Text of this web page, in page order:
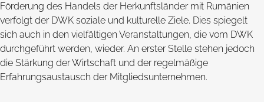
Förderung des Handels der Herkunftsländer mit Rumänien
verfolgt der DWK soziale und kulturelle Ziele. Dies spiegelt
sich auch in den vielfältigen Veranstaltungen, die vom DWK
durchgeführt werden, wieder. An erster Stelle stehen jedoch
die Stärkung der Wirtschaft und der regelmäßige
Erfahrungsaustausch der Mitgliedsunternehmen.